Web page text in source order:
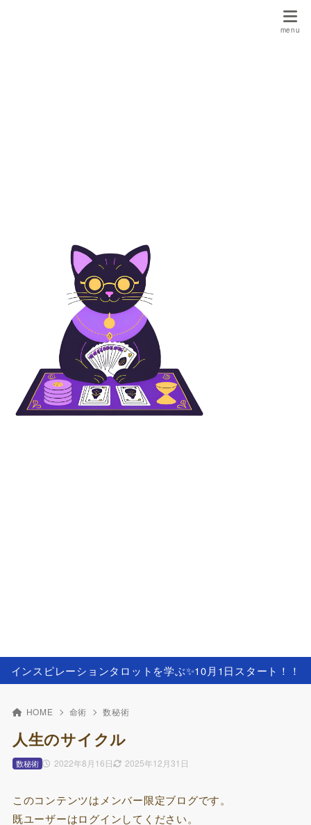
インスピレーションタロットを学ぶ✨️10月1日スタート！！
HOME 命術 数秘術
人生のサイクル
2022年8月16日 2025年12月31日
数秘術
このコンテンツはメンバー限定ブログです。
既ユーザーはログインしてください。